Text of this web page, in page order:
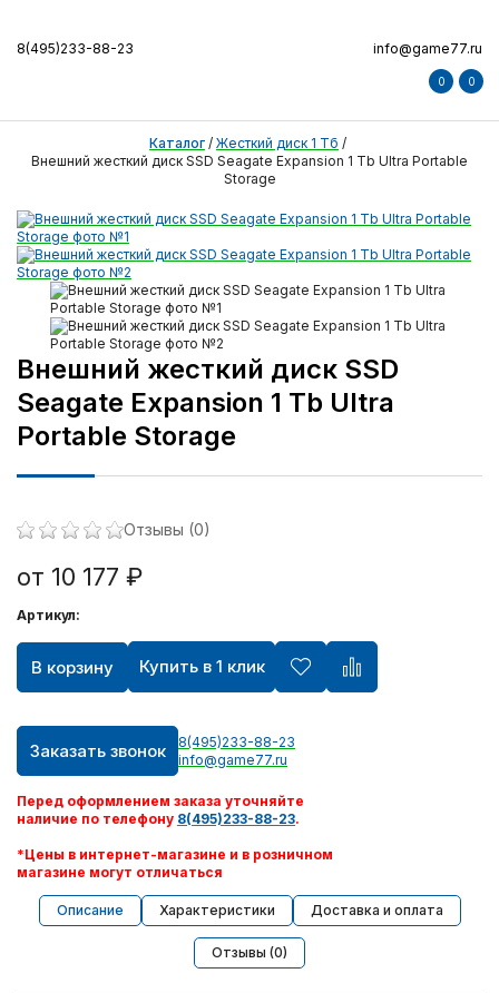
8(495)233-88-23 info@game77.ru
0 0
Каталог / Жесткий диск 1 Тб /
Внешний жесткий диск SSD Seagate Expansion 1 Tb Ultra Portable
Storage
Внешний жесткий диск SSD
Seagate Expansion 1 Tb Ultra
Portable Storage
Отзывы (0)
от 10 177 ₽
Артикул:
В корзину Купить в 1 клик
Заказать звонок
8(495)233-88-23
info@game77.ru
Перед оформлением заказа уточняйте
наличие по телефону 8(495)233-88-23.
*Цены в интернет-магазине и в розничном
магазине могут отличаться
Описание Характеристики Доставка и оплата
Отзывы (0)